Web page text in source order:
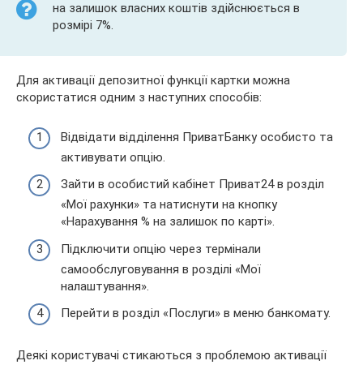
на залишок власних коштів здійснюється в
розмірі 7%.
Для активації депозитної функції картки можна
скористатися одним з наступних способів:
Відвідати відділення ПриватБанку особисто та
активувати опцію.
Зайти в особистий кабінет Приват24 в розділ
«Мої рахунки» та натиснути на кнопку
«Нарахування % на залишок по карті».
Підключити опцію через термінали
самообслуговування в розділі «Мої
налаштування».
Перейти в розділ «Послуги» в меню банкомату.
Деякі користувачі стикаються з проблемою активації